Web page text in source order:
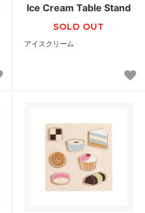
Ice Cream Table Stand
SOLD OUT
アイスクリーム